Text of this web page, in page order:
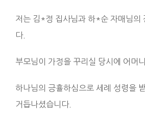
저는 김*정 집사님과 하*순 자매님의
다.
부모님이 가정을 꾸리실 당시에 어머
하나님의 긍휼하심으로 세례 성령을
거듭나셨습니다.